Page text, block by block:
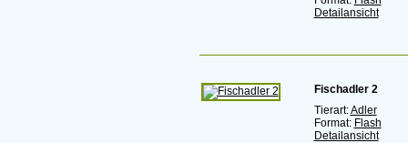
Detailansicht
Fischadler 2
Tierart:Adler
Format: Flash
Detailansicht